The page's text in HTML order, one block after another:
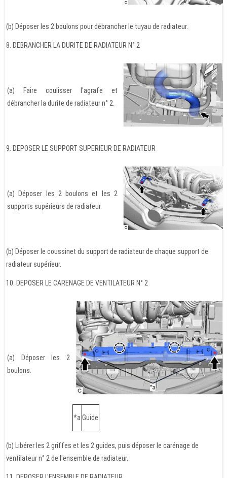
(b) Déposer les 2 boulons pour débrancher le tuyau de radiateur.
8. DEBRANCHER LA DURITE DE RADIATEUR N° 2
(a) Faire coulisser l'agrafe et
débrancher la durite de radiateur n° 2.
9. DEPOSER LE SUPPORT SUPERIEUR DE RADIATEUR
(a) Déposer les 2 boulons et les 2
supports supérieurs de radiateur.
(b) Déposer le coussinet du support de radiateur de chaque support de
radiateur supérieur.
10. DEPOSER LE CARENAGE DE VENTILATEUR N° 2
(a) Déposer les 2
boulons.
*a Guide
(b) Libérer les 2 griffes et les 2 guides, puis déposer le carénage de
ventilateur n° 2 de l'ensemble de radiateur.